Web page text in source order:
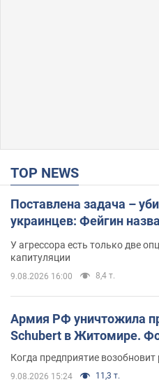
TOP NEWS
Поставлена задача –
украинцев: Фейгин
У агрессора есть только две
капитуляции
9.08.2026 16:00 8,4 т.
Армия РФ уничтожила
Schubert в Житомире.
Когда предприятие возобновит
9.08.2026 15:24 11,3 т.